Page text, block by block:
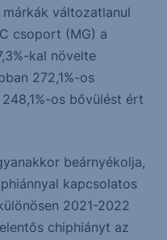
változatlanul
csoport (MG) a
kal növelte
272,1%-os
os bővülést ért
beárnyékolja,
kapcsolatos
2021-2022
chiphiányt az